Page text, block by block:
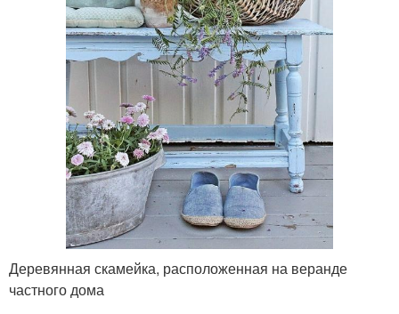
Деревянная скамейка, расположенная на веранде
частного дома